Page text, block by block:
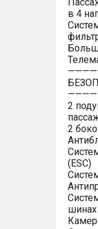
в 4
2
2
(ESC)
шинах